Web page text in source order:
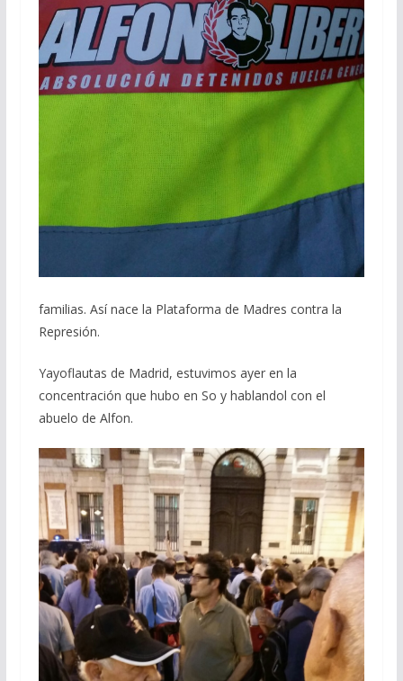
familias. Así nace la Plataforma de Madres contra la
Represión.
Yayoflautas de Madrid, estuvimos ayer en la
concentración que hubo en So y hablandol con el
abuelo de Alfon.